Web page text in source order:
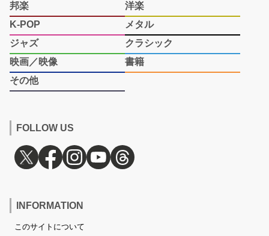
邦楽
洋楽
K-POP
メタル
ジャズ
クラシック
映画／映像
書籍
その他
FOLLOW US
INFORMATION
このサイトについて